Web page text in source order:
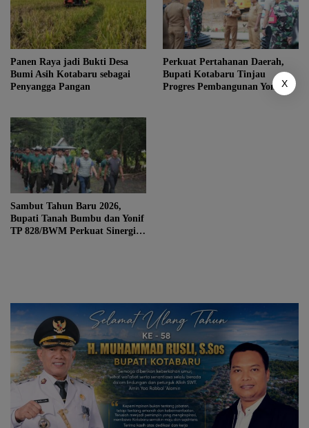
Panen Raya jadi Bukti Desa
Bumi Asih Kotabaru sebagai
Penyangga Pangan
Perkuat Pertahanan Daerah,
Bupati Kotabaru Tinjau
Progres Pembangunan Yonif TP
Sambut Tahun Baru 2026,
Bupati Tanah Bumbu dan Yonif
TP 828/BWM Perkuat Sinergi
X